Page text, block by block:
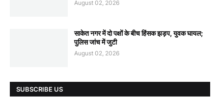
August 02, 2026
साकेत नगर में दो पक्षों के बीच हिंसक झड़प, युवक घायल;
पुलिस जांच में जुटी
August 02, 2026
SUBSCRIBE US